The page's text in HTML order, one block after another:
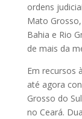
ordens
Mato
Bahia e Rio
de mais da
Em recursos
até agora
Grosso do
no Ceará.